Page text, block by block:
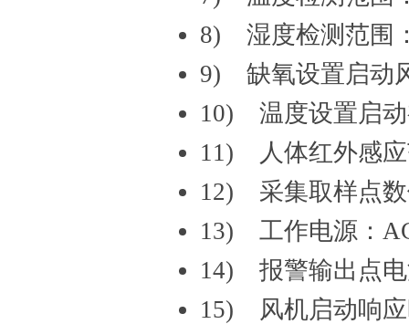
8) 湿度检测范围
9) 缺氧设置启动
10) 温度设置启动
11) 人体红外感应
12) 采集取样点
13) 工作电源：
14) 报警输出点电
15) 风机启动响应